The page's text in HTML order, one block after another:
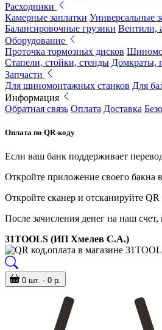
Расходники
Камерные заплатки Универсальные
Балансировочные грузики Вентили,
Оборудование
Проточка тормозных дисков
Стапели, стойки, стенды Домкраты,
Запчасти
Для шиномонтажных станков Для
Информация
Обратная связь Оплата Доставка
Оплата по QR-коду
Если ваш банк поддерживает
Откройте приложение своего бакна
Откройте сканер и отсканируйте
После зачисления денег на наш
31TOOLS (ИП Хмелев С.А.)
0 шт. - 0 р.